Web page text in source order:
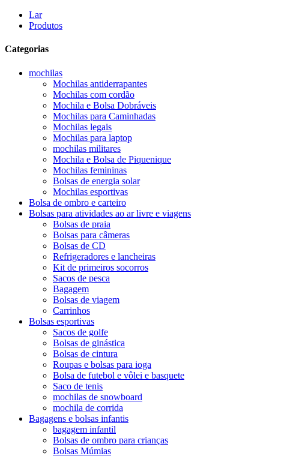
Lar
Produtos
Categorias
mochilas
Mochilas antiderrapantes
Mochilas com cordão
Mochila e Bolsa Dobráveis
Mochilas para Caminhadas
Mochilas legais
Mochilas para laptop
mochilas militares
Mochila e Bolsa de Piquenique
Mochilas femininas
Bolsas de energia solar
Mochilas esportivas
Bolsa de ombro e carteiro
Bolsas para atividades ao ar livre e viagens
Bolsas de praia
Bolsas para câmeras
Bolsas de CD
Refrigeradores e lancheiras
Kit de primeiros socorros
Sacos de pesca
Bagagem
Bolsas de viagem
Carrinhos
Bolsas esportivas
Sacos de golfe
Bolsas de ginástica
Bolsas de cintura
Roupas e bolsas para ioga
Bolsa de futebol e vôlei e basquete
Saco de tenis
mochilas de snowboard
mochila de corrida
Bagagens e bolsas infantis
bagagem infantil
Bolsas de ombro para crianças
Bolsas Múmias